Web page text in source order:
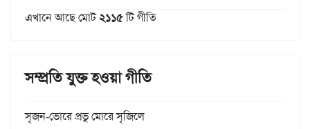
এখানে আছে মোট২১১৫টি গীতি
সম্প্রতি যুক্ত হওয়া গীতি
সৃজন-ভোরে প্রভু মোরে সৃজিলে